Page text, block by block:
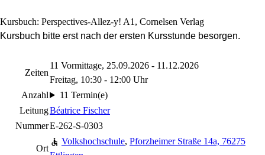
Kursbuch: Perspectives-Allez-y! A1, Cornelsen Verlag
Kursbuch bitte erst nach der ersten Kursstunde besorgen.
Zeiten
11 Vormittage, 25.09.2026 - 11.12.2026
Freitag, 10:30 - 12:00 Uhr
Anzahl
11 Termin(e)
LeitungBéatrice Fischer
NummerE-262-S-0303
Ort
Volkshochschule, Pforzheimer Straße 14a, 76275